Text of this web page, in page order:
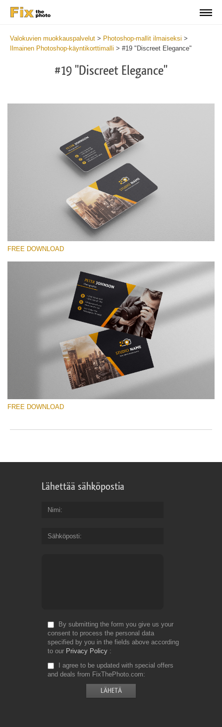
Valokuvien muokkauspalvelut > Photoshop-mallit ilmaiseksi >
Ilmainen Photoshop-käyntikorttimalli > #19 "Discreet Elegance"
#19 "Discreet Elegance"
Please select
Free Template #19
Photographer Marketing Templates
Free download
FREE DOWNLOAD
FREE DOWNLOAD
Lähettää sähköpostia
Nimi
Sähköposti
By submitting the form you give us your
consent to process the personal data
specified by you in the fields above according
to our Privacy Policy
I agree to be updated with special offers
and deals from FixThePhoto.com